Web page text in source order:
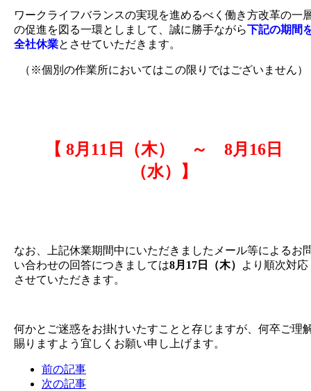
ワークライフバランスの実現を進めるべく働き方改革の一
の促進を図る一環としまして、誠に勝手ながら下記の期間
全社休業とさせていただきます。
（※個別の作業所においてはこの限りではございません）
【 8月11日（木） ～ 8月16日
（水）】
なお、上記休業期間中にいただきましたメール等によるお
い合わせの回答につきましては8月17日（木）
より順次対応
させていただきます。
何かとご迷惑をお掛けいたすことと存じますが、何卒ご理
賜りますよう宜しくお願い申し上げます。
前の記事
次の記事